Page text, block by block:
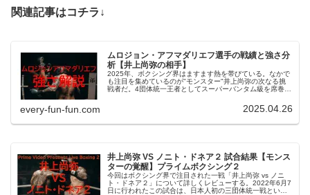
関連記事はコチラ↓
ムロジョン・アフマダリエフ選手の戦績と強さ分
析【井上尚弥の相手】
2025年、ボクシング界はますます熱を帯びている。なかで
も注目を集めているのが"モンスター"井上尚弥の次なる挑
戦者だ。4団体統一王者としてスーパーバンタム級を席巻す
キスタンの"ハイテク・パワーボクサー"、ムロジョン・ア
フマダリエフである。今回の記事では、アフマダリエフの
解説する。ぜひ最後まで読み進めてほしい。
every-fun-fun.com 2025.04.26
井上尚弥 VS ノニト・ドネア２ 試合結果【モンス
ターの覚醒】プライムボクシング２
今回はボクシング界で注目された一戦「井上尚弥 vs ノニ
ト・ドネア２」について詳しくレビューする。2022年6月7
日に行われたこの試合は、日本人初の三団体統一戦という